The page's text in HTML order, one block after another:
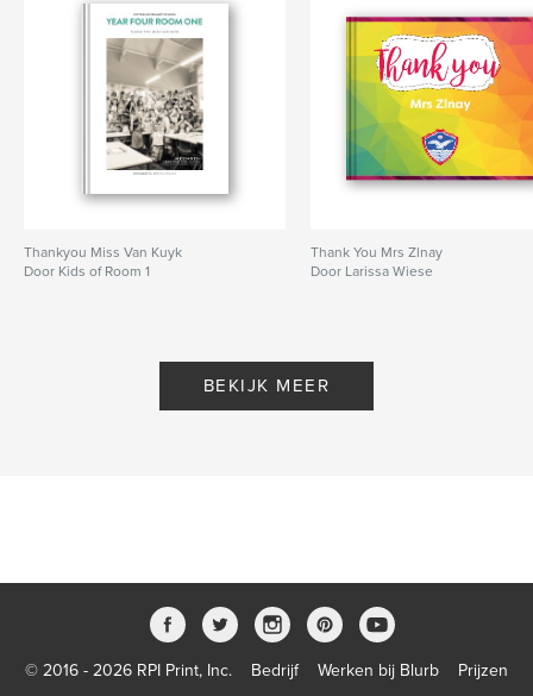
Thankyou Miss Van Kuyk
Door Kids of Room 1
Thank You Mrs Zlnay
Door Larissa Wiese
BEKIJK MEER
© 2016 - 2026 RPI Print, Inc. Bedrijf Werken bij Blurb Prijzen